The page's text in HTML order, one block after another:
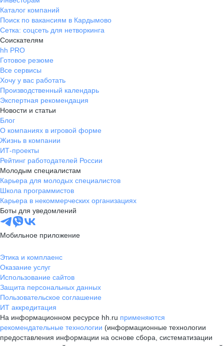
Каталог компаний
Поиск по вакансиям в Кардымово
Сетка: соцсеть для нетворкинга
Соискателям
hh PRO
Готовое резюме
Все сервисы
Хочу у вас работать
Производственный календарь
Экспертная рекомендация
Новости и статьи
Блог
О компаниях в игровой форме
Жизнь в компании
ИТ-проекты
Рейтинг работодателей России
Молодым специалистам
Карьера для молодых специалистов
Школа программистов
Карьера в некоммерческих организациях
Боты для уведомлений
Мобильное приложение
Этика и комплаенс
Оказание услуг
Использование сайтов
Защита персональных данных
Пользовательское соглашение
ИТ аккредитация
На информационном ресурсе hh.ru применяются
рекомендательные технологии (информационные технологии
предоставления информации на основе сбора, систематизации